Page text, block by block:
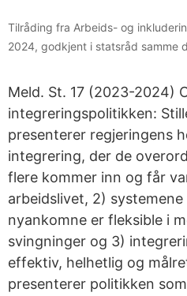
Tilråding fra Arbeids- og
2024, godkjent i statsråd samme
Meld. St. 17 (2023-2024)
integreringspolitikken:
presenterer regjeringens
integrering, der de
flere kommer inn og får
arbeidslivet, 2)
nyankomne er fleksible i
svingninger og 3)
effektiv, helhetlig og
presenterer politikken